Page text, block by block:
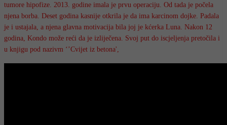
tumore hipofize. 2013. godine imala je prvu operaciju. Od tada je počela
njena borba. Deset godina kasnije otkrila je da ima karcinom dojke. Padala
je i ustajala, a njena glavna motivacija bila joj je kćerka Luna. Nakon 12
godina, Kondo može reći da je izliječena. Svoj put do iscjeljenja pretočila i
u knjigu pod nazivm ‘’Cvijet iz betona',